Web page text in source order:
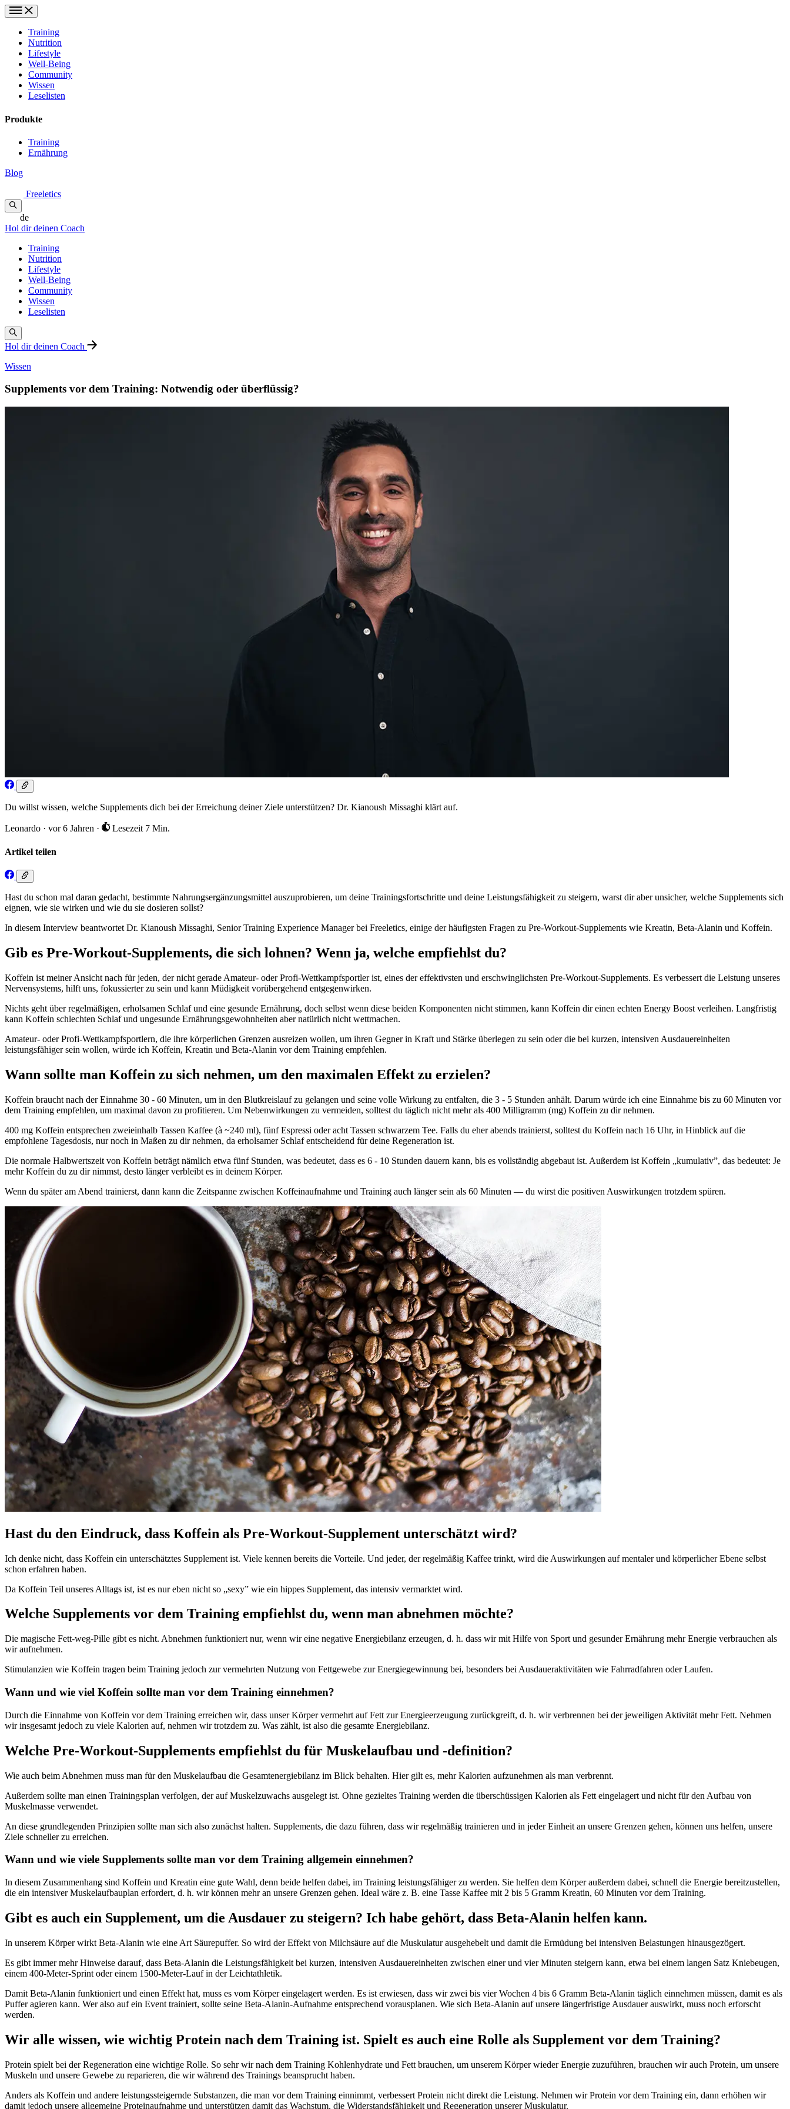
Training
Nutrition
Lifestyle
Well-Being
Community
Wissen
Leselisten
Produkte
Training
Ernährung
Blog
Freeletics
de
Hol dir deinen Coach
Training
Nutrition
Lifestyle
Well-Being
Community
Wissen
Leselisten
Hol dir deinen Coach
Wissen
Supplements vor dem Training: Notwendig oder überflüssig?
Du willst wissen, welche Supplements dich bei der Erreichung deiner Ziele unterstützen? Dr. Kianoush Missaghi klärt auf.
Leonardo · vor 6 Jahren · Lesezeit 7 Min.
Artikel teilen
Hast du schon mal daran gedacht, bestimmte Nahrungsergänzungsmittel auszuprobieren, um deine Trainingsfortschritte und deine Leistungsfähigkeit zu steigern, warst dir aber unsicher, welche Supplements sich
eignen, wie sie wirken und wie du sie dosieren sollst?
In diesem Interview beantwortet Dr. Kianoush Missaghi, Senior Training Experience Manager bei Freeletics, einige der häufigsten Fragen zu Pre-Workout-Supplements wie Kreatin, Beta-Alanin und Koffein.
Gib es Pre-Workout-Supplements, die sich lohnen? Wenn ja, welche empfiehlst du?
Koffein ist meiner Ansicht nach für jeden, der nicht gerade Amateur- oder Profi-Wettkampfsportler ist, eines der effektivsten und erschwinglichsten Pre-Workout-Supplements. Es verbessert die Leistung unseres
Nervensystems, hilft uns, fokussierter zu sein und kann Müdigkeit vorübergehend entgegenwirken.
Nichts geht über regelmäßigen, erholsamen Schlaf und eine gesunde Ernährung, doch selbst wenn diese beiden Komponenten nicht stimmen, kann Koffein dir einen echten Energy Boost verleihen. Langfristig
kann Koffein schlechten Schlaf und ungesunde Ernährungsgewohnheiten aber natürlich nicht wettmachen.
Amateur- oder Profi-Wettkampfsportlern, die ihre körperlichen Grenzen ausreizen wollen, um ihren Gegner in Kraft und Stärke überlegen zu sein oder die bei kurzen, intensiven Ausdauereinheiten
leistungsfähiger sein wollen, würde ich Koffein, Kreatin und Beta-Alanin vor dem Training empfehlen.
Wann sollte man Koffein zu sich nehmen, um den maximalen Effekt zu erzielen?
Koffein braucht nach der Einnahme 30 - 60 Minuten, um in den Blutkreislauf zu gelangen und seine volle Wirkung zu entfalten, die 3 - 5 Stunden anhält. Darum würde ich eine Einnahme bis zu 60 Minuten vor
dem Training empfehlen, um maximal davon zu profitieren. Um Nebenwirkungen zu vermeiden, solltest du täglich nicht mehr als 400 Milligramm (mg) Koffein zu dir nehmen.
400 mg Koffein entsprechen zweieinhalb Tassen Kaffee (à ~240 ml), fünf Espressi oder acht Tassen schwarzem Tee. Falls du eher abends trainierst, solltest du Koffein nach 16 Uhr, in Hinblick auf die
empfohlene Tagesdosis, nur noch in Maßen zu dir nehmen, da erholsamer Schlaf entscheidend für deine Regeneration ist.
Die normale Halbwertszeit von Koffein beträgt nämlich etwa fünf Stunden, was bedeutet, dass es 6 - 10 Stunden dauern kann, bis es vollständig abgebaut ist. Außerdem ist Koffein „kumulativ”, das bedeutet: Je
mehr Koffein du zu dir nimmst, desto länger verbleibt es in deinem Körper.
Wenn du später am Abend trainierst, dann kann die Zeitspanne zwischen Koffeinaufnahme und Training auch länger sein als 60 Minuten — du wirst die positiven Auswirkungen trotzdem spüren.
Hast du den Eindruck, dass Koffein als Pre-Workout-Supplement unterschätzt wird?
Ich denke nicht, dass Koffein ein unterschätztes Supplement ist. Viele kennen bereits die Vorteile. Und jeder, der regelmäßig Kaffee trinkt, wird die Auswirkungen auf mentaler und körperlicher Ebene selbst
schon erfahren haben.
Da Koffein Teil unseres Alltags ist, ist es nur eben nicht so „sexy” wie ein hippes Supplement, das intensiv vermarktet wird.
Welche Supplements vor dem Training empfiehlst du, wenn man abnehmen möchte?
Die magische Fett-weg-Pille gibt es nicht. Abnehmen funktioniert nur, wenn wir eine negative Energiebilanz erzeugen, d. h. dass wir mit Hilfe von Sport und gesunder Ernährung mehr Energie verbrauchen als
wir aufnehmen.
Stimulanzien wie Koffein tragen beim Training jedoch zur vermehrten Nutzung von Fettgewebe zur Energiegewinnung bei, besonders bei Ausdaueraktivitäten wie Fahrradfahren oder Laufen.
Wann und wie viel Koffein sollte man vor dem Training einnehmen?
Durch die Einnahme von Koffein vor dem Training erreichen wir, dass unser Körper vermehrt auf Fett zur Energieerzeugung zurückgreift, d. h. wir verbrennen bei der jeweiligen Aktivität mehr Fett. Nehmen
wir insgesamt jedoch zu viele Kalorien auf, nehmen wir trotzdem zu. Was zählt, ist also die gesamte Energiebilanz.
Welche Pre-Workout-Supplements empfiehlst du für Muskelaufbau und -definition?
Wie auch beim Abnehmen muss man für den Muskelaufbau die Gesamtenergiebilanz im Blick behalten. Hier gilt es, mehr Kalorien aufzunehmen als man verbrennt.
Außerdem sollte man einen Trainingsplan verfolgen, der auf Muskelzuwachs ausgelegt ist. Ohne gezieltes Training werden die überschüssigen Kalorien als Fett eingelagert und nicht für den Aufbau von
Muskelmasse verwendet.
An diese grundlegenden Prinzipien sollte man sich also zunächst halten. Supplements, die dazu führen, dass wir regelmäßig trainieren und in jeder Einheit an unsere Grenzen gehen, können uns helfen, unsere
Ziele schneller zu erreichen.
Wann und wie viele Supplements sollte man vor dem Training allgemein einnehmen?
In diesem Zusammenhang sind Koffein und Kreatin eine gute Wahl, denn beide helfen dabei, im Training leistungsfähiger zu werden. Sie helfen dem Körper außerdem dabei, schnell die Energie bereitzustellen,
die ein intensiver Muskelaufbauplan erfordert, d. h. wir können mehr an unsere Grenzen gehen. Ideal wäre z. B. eine Tasse Kaffee mit 2 bis 5 Gramm Kreatin, 60 Minuten vor dem Training.
Gibt es auch ein Supplement, um die Ausdauer zu steigern? Ich habe gehört, dass Beta-Alanin helfen kann.
In unserem Körper wirkt Beta-Alanin wie eine Art Säurepuffer. So wird der Effekt von Milchsäure auf die Muskulatur ausgehebelt und damit die Ermüdung bei intensiven Belastungen hinausgezögert.
Es gibt immer mehr Hinweise darauf, dass Beta-Alanin die Leistungsfähigkeit bei kurzen, intensiven Ausdauereinheiten zwischen einer und vier Minuten steigern kann, etwa bei einem langen Satz Kniebeugen,
einem 400-Meter-Sprint oder einem 1500-Meter-Lauf in der Leichtathletik.
Damit Beta-Alanin funktioniert und einen Effekt hat, muss es vom Körper eingelagert werden. Es ist erwiesen, dass wir zwei bis vier Wochen 4 bis 6 Gramm Beta-Alanin täglich einnehmen müssen, damit es als
Puffer agieren kann. Wer also auf ein Event trainiert, sollte seine Beta-Alanin-Aufnahme entsprechend vorausplanen. Wie sich Beta-Alanin auf unsere längerfristige Ausdauer auswirkt, muss noch erforscht
werden.
Wir alle wissen, wie wichtig Protein nach dem Training ist. Spielt es auch eine Rolle als Supplement vor dem Training?
Protein spielt bei der Regeneration eine wichtige Rolle. So sehr wir nach dem Training Kohlenhydrate und Fett brauchen, um unserem Körper wieder Energie zuzuführen, brauchen wir auch Protein, um unsere
Muskeln und unsere Gewebe zu reparieren, die wir während des Trainings beansprucht haben.
Anders als Koffein und andere leistungssteigernde Substanzen, die man vor dem Training einnimmt, verbessert Protein nicht direkt die Leistung. Nehmen wir Protein vor dem Training ein, dann erhöhen wir
damit jedoch unsere allgemeine Proteinaufnahme und unterstützen damit das Wachstum, die Widerstandsfähigkeit und Regeneration unserer Muskulatur.